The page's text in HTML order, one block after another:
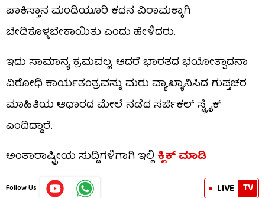
ಪಾಕಿಸ್ತಾನ ಮಂಡಿಯೂರಿ ಕದನ ವಿರಾಮಕ್ಕಾಗಿ
ಬೇಡಿಕೊಳ್ಳಬೇಕಾಯಿತು ಎಂದು ಹೇಳಿದರು.
ಇದು ಸಾಮಾನ್ಯ ಕ್ರಮವಲ್ಲ, ಆದರೆ ಭಾರತದ ಭಯೋತ್ಪಾದನಾ
ವಿರೋಧಿ ಕಾರ್ಯತಂತ್ರವನ್ನು ಮರು ವ್ಯಾಖ್ಯಾನಿಸಿದ ಗುಪ್ತಚರ
ಮಾಹಿತಿಯ ಆಧಾರದ ಮೇಲೆ ನಡೆದ ಸರ್ಜಿಕಲ್ ಸ್ಟ್ರೈಕ್
ಎಂದಿದ್ದಾರೆ.
ಅಂತಾರಾಷ್ಟ್ರೀಯ ಸುದ್ದಿಗಳಿಗಾಗಿ ಇಲ್ಲಿಕ್ಲಿಕ್ ಮಾಡಿ
Follow Us LIVE TV